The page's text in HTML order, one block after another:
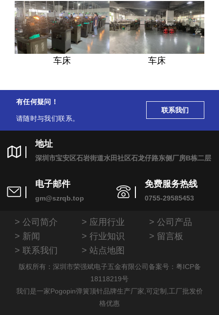
车床 车床
有任何疑问！
请随时与我们联系。
联系我们
地址
深圳市宝安区石岩街道水田社区石龙仔路东侧厂房B栋二层
电子邮件
gm@szrqb.top
免费服务热线
0755-29585453
公司简介 应用行业
公司产品
新闻
行业知识
留言板
联系我们
站点地图
版权所有：深圳市荣强斌电子五金有限公司 备案号：粤ICP备
18118219号
我们是一家Pogopin弹簧顶针品牌生产厂家,可定制,工厂批发价
格优惠